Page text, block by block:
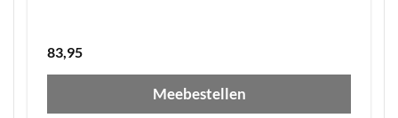
83,95
Meebestellen